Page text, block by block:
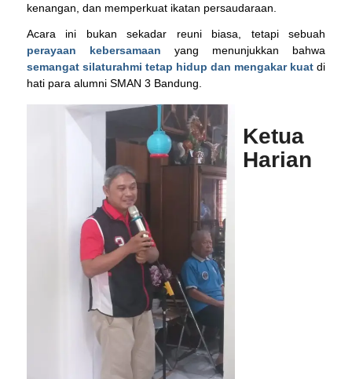
kenangan, dan memperkuat ikatan persaudaraan.
Acara ini bukan sekadar reuni biasa, tetapi sebuah
perayaan kebersamaan yang menunjukkan bahwa
semangat silaturahmi tetap hidup dan mengakar kuat di
hati para alumni SMAN 3 Bandung.
Ketua
Harian